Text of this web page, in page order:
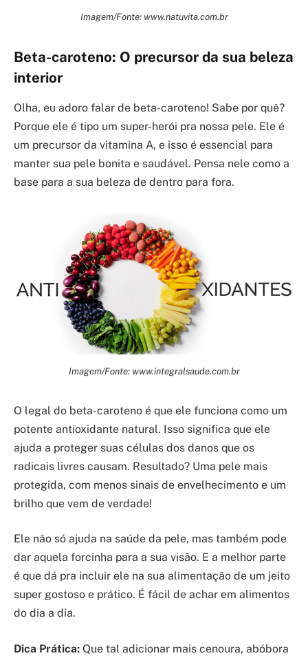
Imagem/Fonte: www.natuvita.com.br
Beta-caroteno: O precursor da sua beleza
interior
Olha, eu adoro falar de beta-caroteno! Sabe por quê?
Porque ele é tipo um super-herói pra nossa pele. Ele é
um precursor da vitamina A, e isso é essencial para
manter sua pele bonita e saudável. Pensa nele como a
base para a sua beleza de dentro para fora.
Imagem/Fonte: www.integralsaude.com.br
O legal do beta-caroteno é que ele funciona como um
potente antioxidante natural. Isso significa que ele
ajuda a proteger suas células dos danos que os
radicais livres causam. Resultado? Uma pele mais
protegida, com menos sinais de envelhecimento e um
brilho que vem de verdade!
Ele não só ajuda na saúde da pele, mas também pode
dar aquela forcinha para a sua visão. E a melhor parte
é que dá pra incluir ele na sua alimentação de um jeito
super gostoso e prático. É fácil de achar em alimentos
do dia a dia.
Dica Prática: Que tal adicionar mais cenoura, abóbora